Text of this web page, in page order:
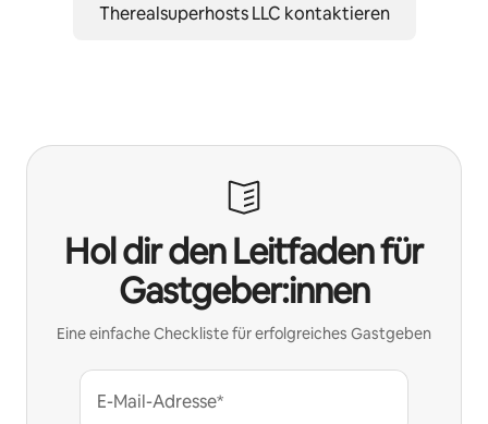
Therealsuperhosts LLC kontaktieren
Hol dir den Leitfaden für
Gastgeber:innen
Eine einfache Checkliste für erfolgreiches Gastgeben
E-Mail-Adresse*